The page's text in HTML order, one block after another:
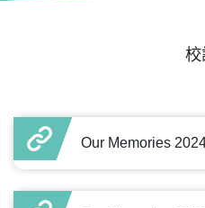
校
Our Memories